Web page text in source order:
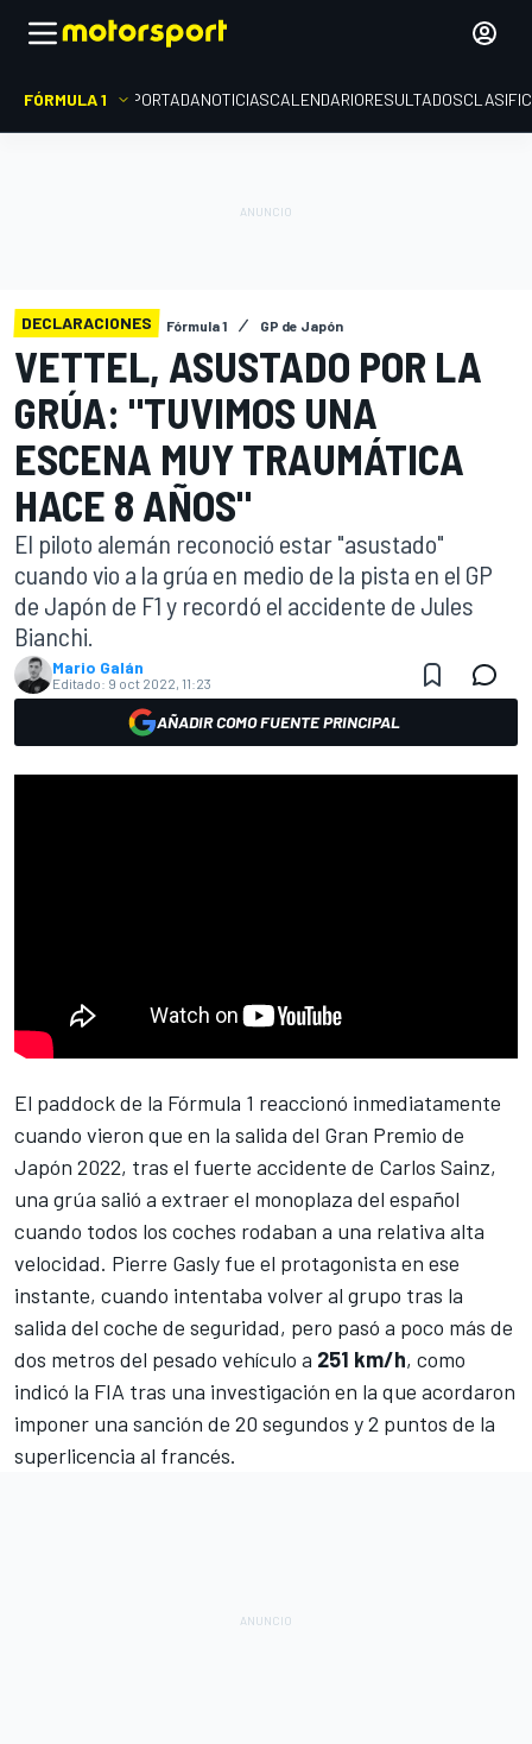
FÓRMULA 1 PORTADANOTICIASCALENDARIORESULTADOS
DECLARACIONES Fórmula 1 GP de Japón
VETTEL, ASUSTADO POR LA
GRÚA: "TUVIMOS UNA
ESCENA MUY TRAUMÁTICA
HACE 8 AÑOS"
El piloto alemán reconoció estar "asustado"
cuando vio a la grúa en medio de la pista en el GP
de Japón de F1 y recordó el accidente de Jules
Bianchi.
Mario Galán
Editado: 9 oct 2022, 11:23
AÑADIR COMO FUENTE PRINCIPAL
El paddock de la Fórmula 1 reaccionó inmediatamente
cuando vieron que en la salida del Gran Premio de
Japón 2022, tras el fuerte accidente de Carlos Sainz,
una grúa salió a extraer el monoplaza del español
cuando todos los coches rodaban a una relativa alta
velocidad. Pierre Gasly fue el protagonista en ese
instante, cuando intentaba volver al grupo tras la
salida del coche de seguridad, pero pasó a poco más de
dos metros del pesado vehículo a 251 km/h, como
indicó la FIA tras una investigación en la que acordaron
imponer una sanción de 20 segundos y 2 puntos de la
superlicencia al francés.